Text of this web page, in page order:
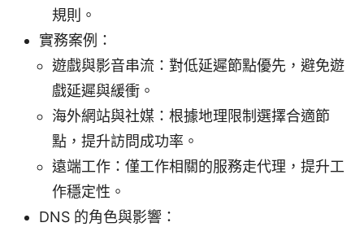
規則。
實務案例：
遊戲與影音串流：對低延遲節點優先，避免遊
戲延遲與緩衝。
海外網站與社媒：根據地理限制選擇合適節
點，提升訪問成功率。
遠端工作：僅工作相關的服務走代理，提升工
作穩定性。
DNS 的角色與影響：